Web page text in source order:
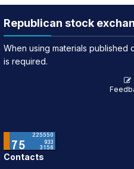
Republican stock
When using materials published
is required.
Contacts